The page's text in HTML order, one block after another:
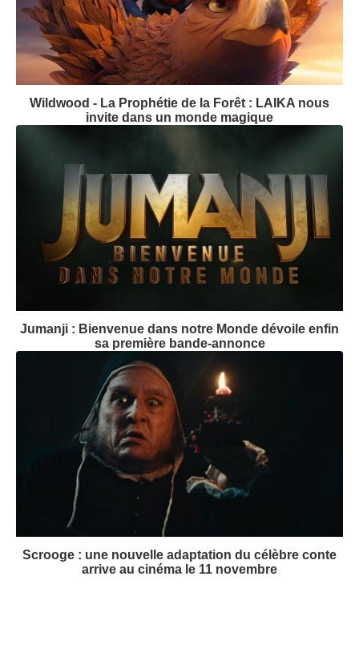
Wildwood - La Prophétie de la Forêt : LAIKA nous
invite dans un monde magique
Jumanji : Bienvenue dans notre Monde dévoile enfin
sa première bande-annonce
Scrooge : une nouvelle adaptation du célèbre conte
arrive au cinéma le 11 novembre